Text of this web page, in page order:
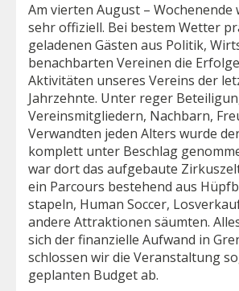
Am vierten August – Wochenende
sehr offiziell. Bei bestem Wetter
geladenen Gästen aus Politik,
benachbarten Vereinen die
Aktivitäten unseres Vereins der
Jahrzehnte. Unter reger
Vereinsmitgliedern, Nachbarn,
Verwandten jeden Alters wurde
komplett unter Beschlag
war dort das aufgebaute
ein Parcours bestehend aus
stapeln, Human Soccer,
andere Attraktionen säumten.
sich der finanzielle Aufwand in
schlossen wir die Veranstaltung
geplanten Budget ab.